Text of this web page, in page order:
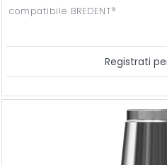
compatibile BREDENT®
Registrati